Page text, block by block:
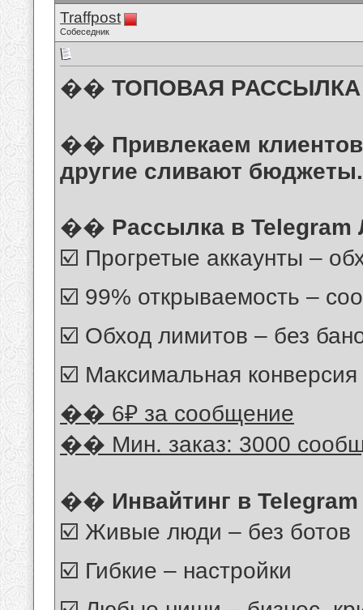
Traffpost
Собеседник
�� ТОПОВАЯ РАССЫЛКА
�� Привлекаем
другие сливают бюджеты.
�� Рассылка в Telegram
☑️ Прогретые аккаунты –
☑️ 99% открываемость –
☑️ Обход лимитов – без
☑️ Максимальная конверсия
�� 6₽ за сообщение
�� Мин. заказ: 3000
�� Инвайтинг в Telegram
☑️ Живые люди – без ботов
☑️ Гибкие – настройки